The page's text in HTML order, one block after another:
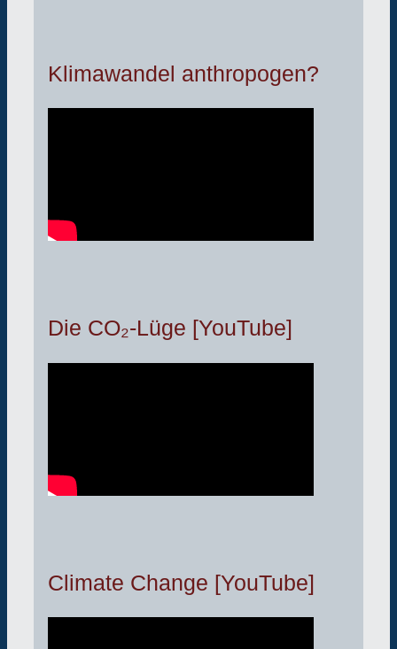
Klimawandel anthropogen?
Die CO₂-Lüge [YouTube]
Climate Change [YouTube]